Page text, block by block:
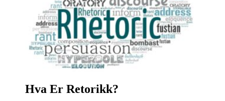
Hva Er Retorikk?